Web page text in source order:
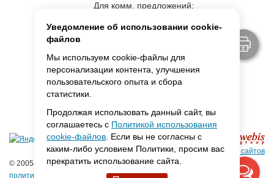
Для комм. предложений:
© 2005-2026 ООО «Фарадей»
политика конфиденциальности
Создание сайтов
Уведомление об использовании cookie-
файлов
Мы используем cookie-файлы для
персонализации контента, улучшения
пользовательского опыта и сбора
статистики.
Продолжая использовать данный сайт, вы
соглашаетесь с Политикой использования
cookie-файлов . Если вы не согласны с
каким-либо условием Политики, просим вас
прекратить использование сайта.